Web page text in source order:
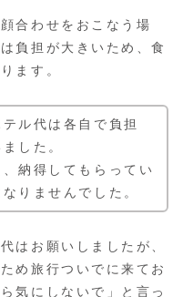
合わせをおこなう場
負担が大きいため、食
ます。
ル代は各自で負担
した。
納得してもらってい
りませんでした。
はお願いしましたが、
め旅行ついでに来てお
気にしないで」と言っ